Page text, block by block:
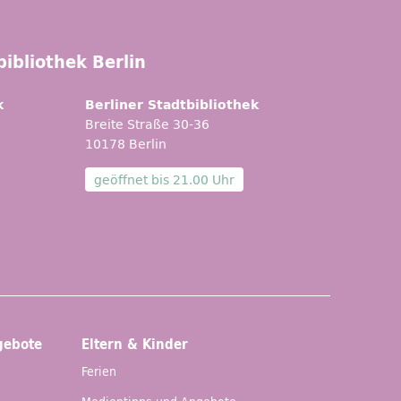
Berlin
Berliner Stadtbibliothek
Breite Straße 30-36
10178 Berlin
geöffnet bis 21.00 Uhr
Eltern & Kinder
Ferien